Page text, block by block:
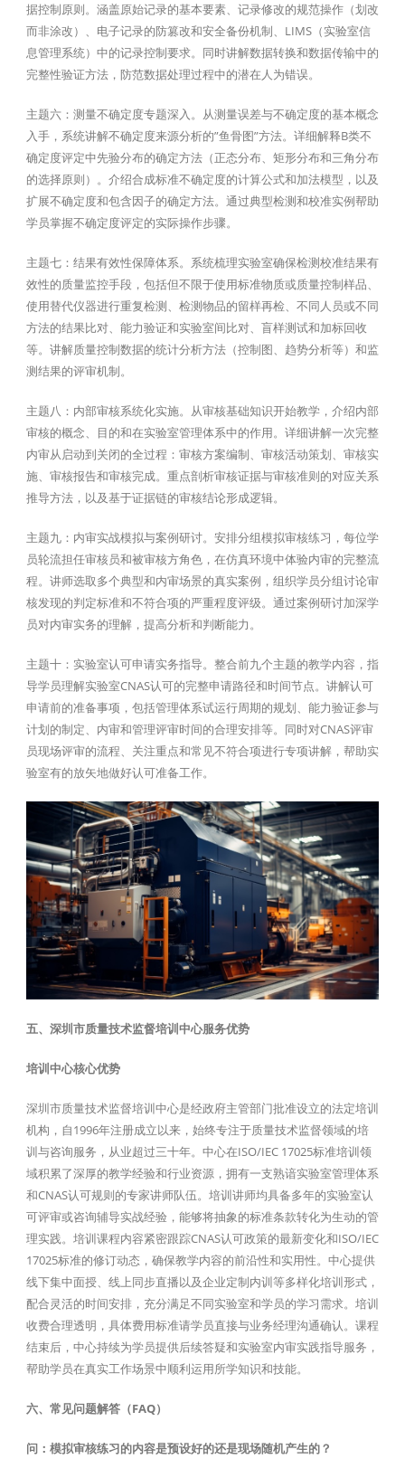
据控制原则。涵盖原始记录的基本要素、记录修改的规范操作（划改
而非涂改）、电子记录的防篡改和安全备份机制、LIMS（实验室信
息管理系统）中的记录控制要求。同时讲解数据转换和数据传输中的
完整性验证方法，防范数据处理过程中的潜在人为错误。
主题六：测量不确定度专题深入。从测量误差与不确定度的基本概念
入手，系统讲解不确定度来源分析的”鱼骨图”方法。详细解释B类不
确定度评定中先验分布的确定方法（正态分布、矩形分布和三角分布
的选择原则）。介绍合成标准不确定度的计算公式和加法模型，以及
扩展不确定度和包含因子的确定方法。通过典型检测和校准实例帮助
学员掌握不确定度评定的实际操作步骤。
主题七：结果有效性保障体系。系统梳理实验室确保检测校准结果有
效性的质量监控手段，包括但不限于使用标准物质或质量控制样品、
使用替代仪器进行重复检测、检测物品的留样再检、不同人员或不同
方法的结果比对、能力验证和实验室间比对、盲样测试和加标回收
等。讲解质量控制数据的统计分析方法（控制图、趋势分析等）和监
测结果的评审机制。
主题八：内部审核系统化实施。从审核基础知识开始教学，介绍内部
审核的概念、目的和在实验室管理体系中的作用。详细讲解一次完整
内审从启动到关闭的全过程：审核方案编制、审核活动策划、审核实
施、审核报告和审核完成。重点剖析审核证据与审核准则的对应关系
推导方法，以及基于证据链的审核结论形成逻辑。
主题九：内审实战模拟与案例研讨。安排分组模拟审核练习，每位学
员轮流担任审核员和被审核方角色，在仿真环境中体验内审的完整流
程。讲师选取多个典型和内审场景的真实案例，组织学员分组讨论审
核发现的判定标准和不符合项的严重程度评级。通过案例研讨加深学
员对内审实务的理解，提高分析和判断能力。
主题十：实验室认可申请实务指导。整合前九个主题的教学内容，指
导学员理解实验室CNAS认可的完整申请路径和时间节点。讲解认可
申请前的准备事项，包括管理体系试运行周期的规划、能力验证参与
计划的制定、内审和管理评审时间的合理安排等。同时对CNAS评审
员现场评审的流程、关注重点和常见不符合项进行专项讲解，帮助实
验室有的放矢地做好认可准备工作。
五、深圳市质量技术监督培训中心服务优势
培训中心核心优势
深圳市质量技术监督培训中心是经政府主管部门批准设立的法定培训
机构，自1996年注册成立以来，始终专注于质量技术监督领域的培
训与咨询服务，从业超过三十年。中心在ISO/IEC 17025标准培训领
域积累了深厚的教学经验和行业资源，拥有一支熟谙实验室管理体系
和CNAS认可规则的专家讲师队伍。培训讲师均具备多年的实验室认
可评审或咨询辅导实战经验，能够将抽象的标准条款转化为生动的管
理实践。培训课程内容紧密跟踪CNAS认可政策的最新变化和ISO/IEC
17025标准的修订动态，确保教学内容的前沿性和实用性。中心提供
线下集中面授、线上同步直播以及企业定制内训等多样化培训形式，
配合灵活的时间安排，充分满足不同实验室和学员的学习需求。培训
收费合理透明，具体费用标准请学员直接与业务经理沟通确认。课程
结束后，中心持续为学员提供后续答疑和实验室内审实践指导服务，
帮助学员在真实工作场景中顺利运用所学知识和技能。
六、常见问题解答（FAQ）
问：模拟审核练习的内容是预设好的还是现场随机产生的？